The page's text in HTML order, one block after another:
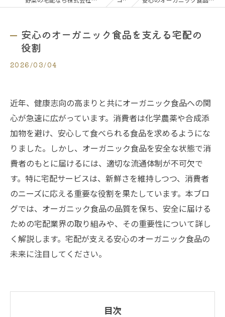
安心のオーガニック食品を支える宅配の
役割
2026/03/04
近年、健康志向の高まりと共にオーガニック食品への関
心が急速に広がっています。消費者は化学農薬や合成添
加物を避け、安心して食べられる食品を求めるようにな
りました。しかし、オーガニック食品を安全な状態で消
費者のもとに届けるには、適切な流通体制が不可欠で
す。特に宅配サービスは、新鮮さを維持しつつ、消費者
のニーズに応える重要な役割を果たしています。本ブロ
グでは、オーガニック食品の品質を保ち、安全に届ける
ための宅配業界の取り組みや、その重要性について詳し
く解説します。宅配が支える安心のオーガニック食品の
未来に注目してください。
目次